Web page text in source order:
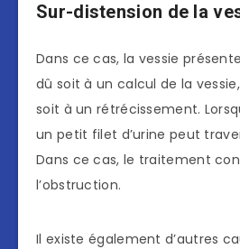
Sur-distension de la
Dans ce cas, la vessie
dû soit à un calcul de la
soit à un rétrécissement.
un petit filet d’urine peut
Dans ce cas, le traitement
l’obstruction.
Il existe également d’autres